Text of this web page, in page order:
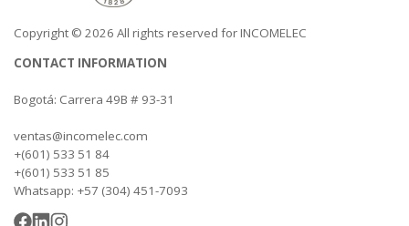
Copyright © 2026 All rights reserved for INCOMELEC
CONTACT INFORMATION
Bogotá: Carrera 49B # 93-31
ventas@incomelec.com
+(601) 533 51 84
+(601) 533 51 85
Whatsapp: +57 (304) 451-7093